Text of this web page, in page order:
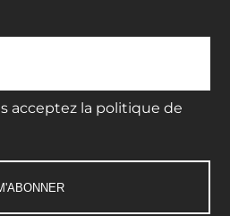
acceptez la politique de